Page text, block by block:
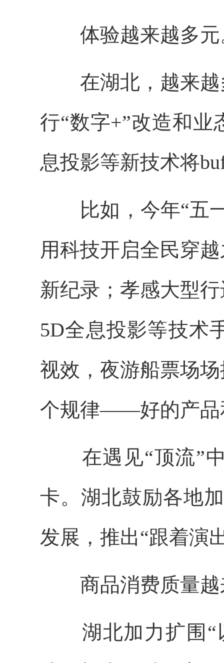
体验越来越多元
在湖北，越来越
行“数字+”改造和
息投影等新技术将
比如，今年“五一
用科技开启全民穿
新纪录；孝感大型
5D全息投影等技术
视效，夜游船票场
个规律——好的产品
在遇见“顶流”中
卡。湖北鼓励各地
发展，推出“跟着演
商品消费质量越
湖北加力扩围“